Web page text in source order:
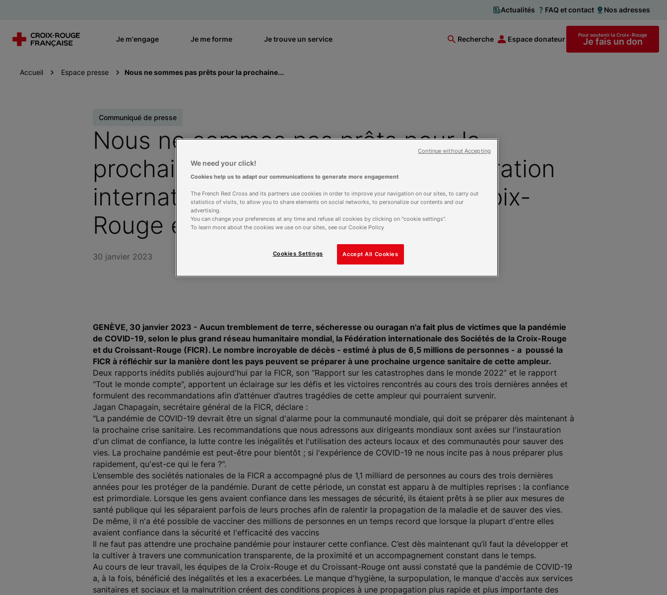
Actualités FAQ et contact Nos adresses
Je m'engage Je me forme Je trouve un service Recherche Espace donateur Pour soutenir la Croix-Rouge
Je fais un don
Accueil Espace presse Nous ne sommes pas prêts pour la prochaine...
Communiqué de presse
Nous ne sommes pas prêts pour la
prochaine pandémie, avertit la Fédération
internationale des Sociétés de la Croix-
Rouge et du Croissant-Rouge (FICR)
30 janvier 2023
GENÈVE, 30 janvier 2023 - Aucun tremblement de terre, sécheresse ou ouragan n'a fait plus de victimes que la pandémie
de COVID-19, selon le plus grand réseau humanitaire mondial, la Fédération internationale des Sociétés de la Croix-Rouge
et du Croissant-Rouge (FICR). Le nombre incroyable de décès - estimé à plus de 6,5 millions de personnes - a poussé la
FICR à réfléchir sur la manière dont les pays peuvent se préparer à une prochaine urgence sanitaire de cette ampleur.
Deux rapports inédits publiés aujourd'hui par la FICR, son “Rapport sur les catastrophes dans le monde 2022” et le rapport
"Tout le monde compte", apportent un éclairage sur les défis et les victoires rencontrés au cours des trois dernières années et
formulent des recommandations afin d’atténuer d’autres tragédies de cette ampleur qui pourraient survenir.
Jagan Chapagain, secrétaire général de la FICR, déclare :
"La pandémie de COVID-19 devrait être un signal d'alarme pour la communauté mondiale, qui doit se préparer dès maintenant à
la prochaine crise sanitaire. Les recommandations que nous adressons aux dirigeants mondiaux sont axées sur l'instauration
d'un climat de confiance, la lutte contre les inégalités et l'utilisation des acteurs locaux et des communautés pour sauver des
vies. La prochaine pandémie est peut-être pour bientôt ; si l'expérience de COVID-19 ne nous incite pas à nous préparer plus
rapidement, qu'est-ce qui le fera ?".
L’ensemble des sociétés nationales de la FICR a accompagné plus de 1,1 milliard de personnes au cours des trois dernières
années pour les protéger de la pandémie. Durant de cette période, un constat est apparu à de multiples reprises : la confiance
est primordiale. Lorsque les gens avaient confiance dans les messages de sécurité, ils étaient prêts à se plier aux mesures de
santé publique qui les séparaient parfois de leurs proches afin de ralentir la propagation de la maladie et de sauver des vies.
De même, il n'a été possible de vacciner des millions de personnes en un temps record que lorsque la plupart d'entre elles
avaient confiance dans la sécurité et l'efficacité des vaccins
Il ne faut pas attendre une prochaine pandémie pour instaurer cette confiance. C’est dès maintenant qu’il faut la développer et
la cultiver à travers une communication transparente, de la proximité et un accompagnement constant dans le temps.
Au cours de leur travail, les équipes de la Croix-Rouge et du Croissant-Rouge ont aussi constaté que la pandémie de COVID-19
a, à la fois, bénéficié des inégalités et les a exacerbées. Le manque d'hygiène, la surpopulation, le manque d'accès aux services
sanitaires et sociaux et la malnutrition créent des conditions propices à une propagation plus rapide et plus importante des
We need your click!
Cookies help us to adapt our communications to generate more engagement
The French Red Cross and its partners use cookies in order to improve your navigation on our sites, to carry out
statistics of visits, to allow you to share elements on social networks, to personalize our contents and our
advertising.
You can change your preferences at any time and refuse all cookies by clicking on "cookie settings".
To learn more about the cookies we use on our sites, see our Cookie Policy
Accept All Cookies
Cookies Settings
Continue without Accepting